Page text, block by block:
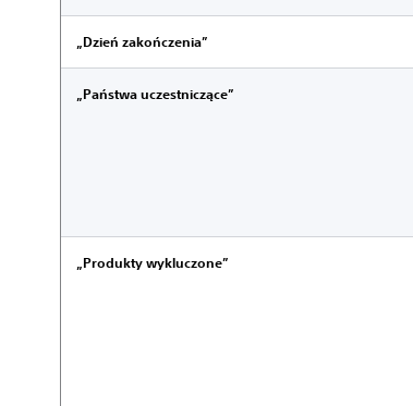
„Dzień zakończenia”
„Państwa uczestniczące”
„Produkty wykluczone”